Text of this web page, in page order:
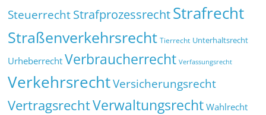
SteuerrechtStrafprozessrechtStrafrecht
Straßenverkehrsrecht Tierrecht Unterhaltsrecht
Urheberrecht Verbraucherrecht Verfassungsrecht
VerkehrsrechtVersicherungsrecht
VertragsrechtVerwaltungsrecht Wahlrecht